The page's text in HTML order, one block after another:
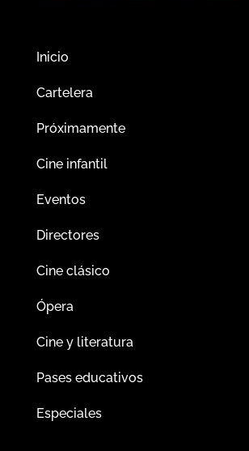
Inicio
Cartelera
Próximamente
Cine infantil
Eventos
Directores
Cine clásico
Ópera
Cine y literatura
Pases educativos
Especiales